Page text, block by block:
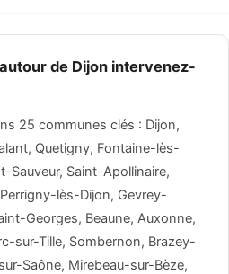
de Dijon intervenez-
25 communes clés : Dijon,
Quetigny, Fontaine-lès-
Sauveur, Saint-Apollinaire,
lès-Dijon, Gevrey-
Georges, Beaune, Auxonne,
sur-Tille, Sombernon, Brazey-
Saône, Mirebeau-sur-Bèze,